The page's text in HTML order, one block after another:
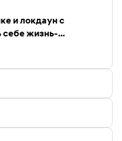
и локдаун с
жизнь-